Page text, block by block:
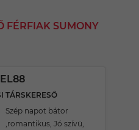
FÉRFIAK SUMONY
TÁRSKERESŐ
Szép napot bátor
,romantikus, Jó szívü,